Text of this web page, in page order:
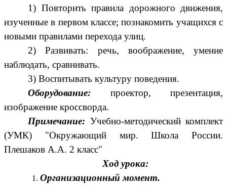
1) Повторить правила дорожного движения,
изученные в первом классе; познакомить учащихся с
новыми правилами перехода улиц.
2) Развивать: речь, воображение, умение
наблюдать, сравнивать.
3) Воспитывать культуру поведения.
Оборудование: проектор, презентация,
изображение кроссворда.
Примечание: Учебно-методический комплект
(УМК) "Окружающий мир. Школа России.
Плешаков А.А. 2 класс"
Ход урока:
Организационный момент.